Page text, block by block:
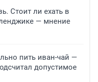
Стоит ли ехать в
— мнение
пить иван-чай —
допустимое